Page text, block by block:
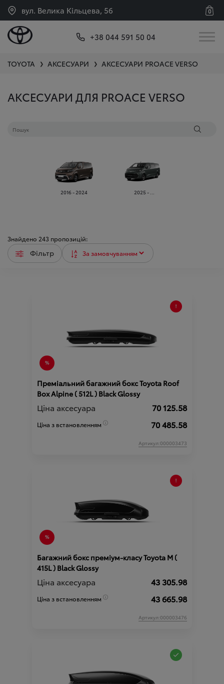
вул. Велика Кільцева, 56 0
+38 044 591 50 04
TOYOTA ❯ АКСЕСУАРИ ❯ АКСЕСУАРИ PROACE VERSO
АКСЕСУАРИ ДЛЯ PROACE VERSO
2016 - 2024 2025 - ...
Знайдено 243 пропозицій:
Фільтр
Преміальний багажний бокс Toyota Roof
Box Alpine ( 512L ) Black Glossy
Ціна аксесуара 70 125.58
Ціна з встановленням 70 485.58
Артикул:000003473
Багажний бокс преміум-класу Toyota М (
415L ) Black Glossy
Ціна аксесуара 43 305.98
Ціна з встановленням 43 665.98
Артикул:000003476